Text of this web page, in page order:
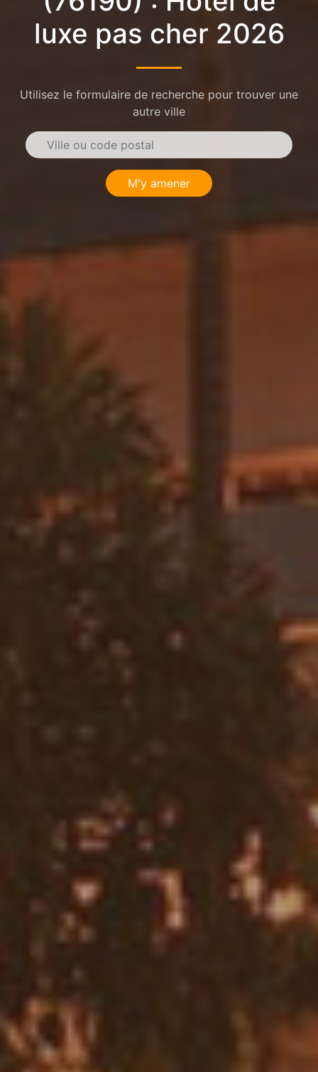
luxe pas cher 2026
Utilisez le formulaire de recherche pour trouver une
autre ville
M'y amener